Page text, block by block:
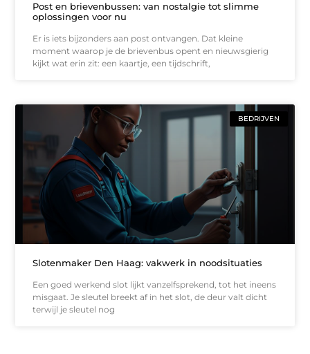
Post en brievenbussen: van nostalgie tot slimme
oplossingen voor nu
Er is iets bijzonders aan post ontvangen. Dat kleine
moment waarop je de brievenbus opent en nieuwsgierig
kijkt wat erin zit: een kaartje, een tijdschrift,
BEDRIJVEN
Slotenmaker Den Haag: vakwerk in noodsituaties
Een goed werkend slot lijkt vanzelfsprekend, tot het ineens
misgaat. Je sleutel breekt af in het slot, de deur valt dicht
terwijl je sleutel nog